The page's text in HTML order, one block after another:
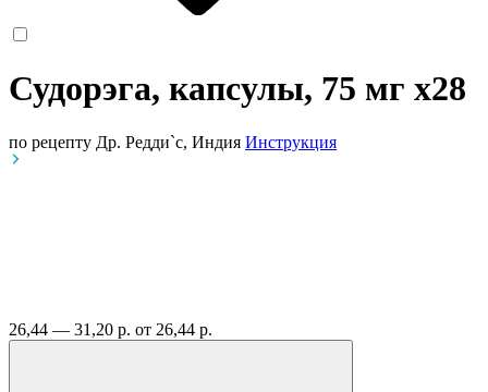
Судорэга, капсулы, 75 мг x28
по рецепту Др. Редди`с, Индия Инструкция
26,44 — 31,20 р. от 26,44 р.